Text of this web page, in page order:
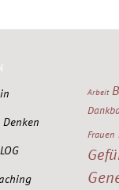
Arbeit
Frauen